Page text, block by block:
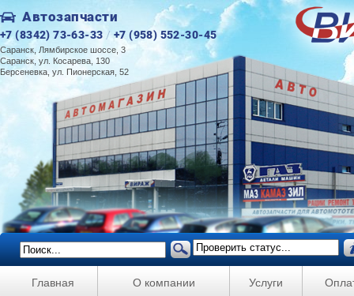
Автозапчасти
+7 (8342) 73-63-33 /+7 (958) 552-30-45
Саранск, Лямбирское шоссе, 3
Саранск, ул. Косарева, 130
Берсеневка, ул. Пионерская, 52
Главная О компании Услуги